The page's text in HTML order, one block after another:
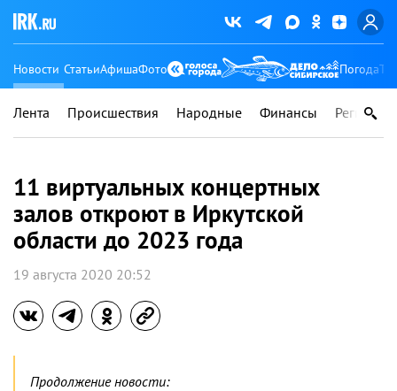
Новости СтатьиАфишаФото Погода
Лента Происшествия Народные Финансы Регионы
11 виртуальных концертных
залов откроют в Иркутской
области до 2023 года
19 августа 2020 20:52
Продолжение новости: